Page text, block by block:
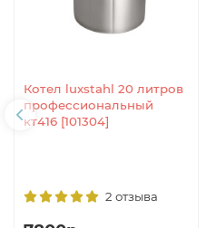
Котел luxstahl 20 литров
профессиональный
кт416 [101304]
2 отзыва